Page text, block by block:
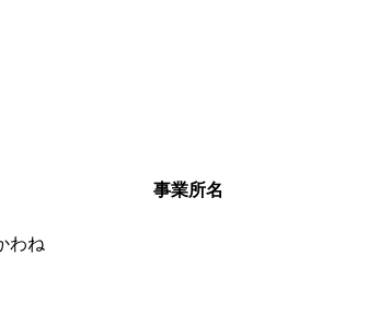
事業所名
わね